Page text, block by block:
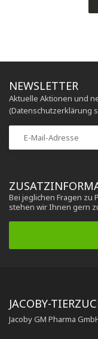
Bei jeglichen Fragen
stehen wir Ihnen gern
NEWSLETTER
Aktuelle Aktionen und
(Datenschutzerklärung
JACOBY-
Jacoby GM Pharma